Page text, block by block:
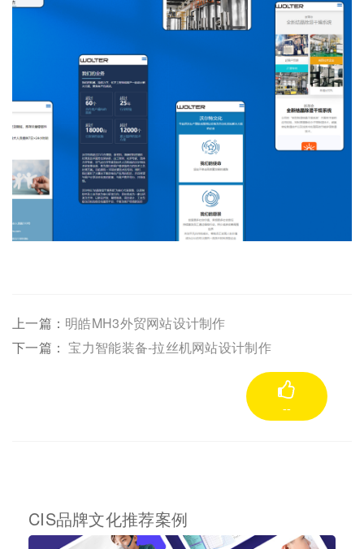
上一篇： 明皓MH3外贸网站设计制作
下一篇：宝力智能装备-拉丝机网站设计制作
--
CIS品牌文化推荐案例